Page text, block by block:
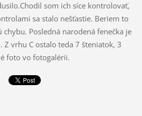
som ich síce kontrolovať,
sa stalo nešťastie. Beriem to
Posledná narodená fenečka je
Z vrhu C ostalo teda 7 šteniatok, 3
foto vo fotogalérii.